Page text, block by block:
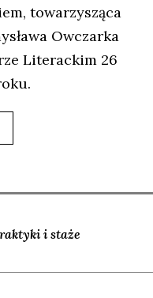
towa­rzy­szą­ca
Owczar­ka
Lite­rac­kim 26
i staże